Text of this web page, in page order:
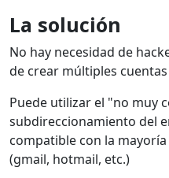
La solución
No hay necesidad de
de crear múltiples
Puede utilizar el "no muy
subdireccionamiento del
compatible con la
(gmail, hotmail, etc.)